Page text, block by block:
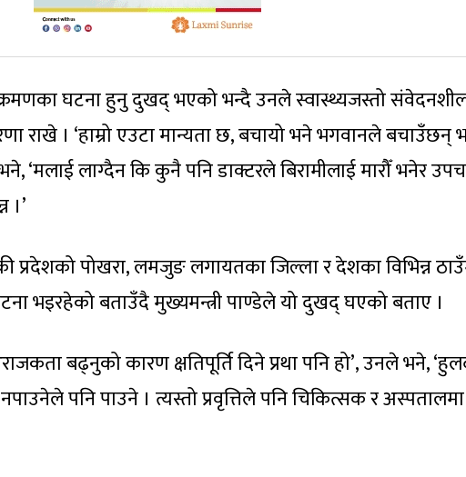
घटना हुनु दुखद् भएको भन्दै उनले स्वास्थ्यजस्तो
राखे । ‘हाम्रो एउटा मान्यता छ, बचायो भने भगवानले बचाउँछन्
‘मलाई लाग्दैन कि कुनै पनि डाक्टरले बिरामीलाई मारौँ भनेर
।’
पोखरा, लमजुङ लगायतका जिल्ला र देशका विभिन्न
भइरहेको बताउँदै मुख्यमन्त्री पाण्डेले यो दुखद् घएको बताए ।
बढ्नुको कारण क्षतिपूर्ति दिने प्रथा पनि हो’, उनले भने,
नपाउनेले पनि पाउने । त्यस्तो प्रवृत्तिले पनि चिकित्सक र अस्पतालमा